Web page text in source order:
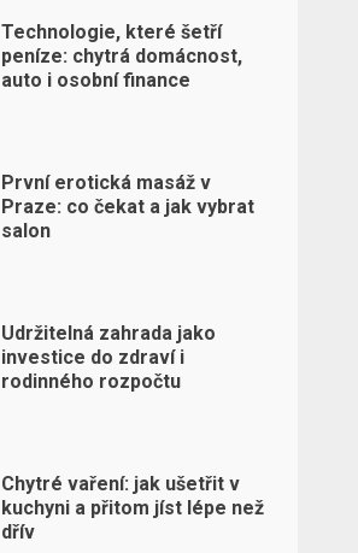
Technologie, které šetří
peníze: chytrá domácnost,
auto i osobní finance
První erotická masáž v
Praze: co čekat a jak vybrat
salon
Udržitelná zahrada jako
investice do zdraví i
rodinného rozpočtu
Chytré vaření: jak ušetřit v
kuchyni a přitom jíst lépe než
dřív